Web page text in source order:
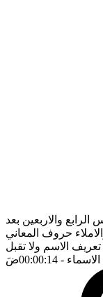
والاربعين بعد
حروف المعاني
الاسم ولا تقبل
- 00:00:14 ضَ